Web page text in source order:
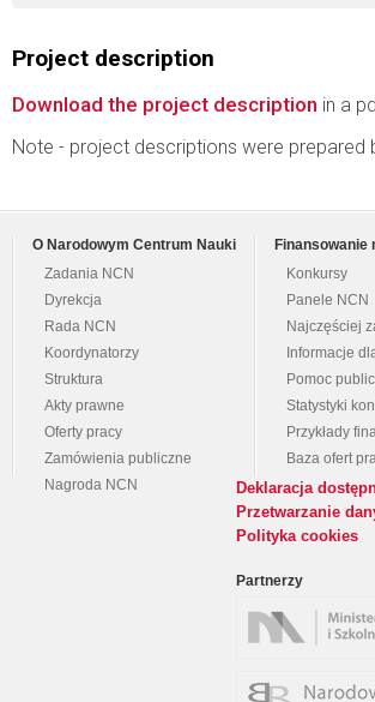
Project description
Download the project description in a
Note - project descriptions were prepared
O Narodowym Centrum Nauki
Zadania NCN
Dyrekcja
Rada NCN
Koordynatorzy
Struktura
Akty prawne
Oferty pracy
Zamówienia publiczne
Nagroda NCN
Finansowanie
Konkursy
Panele NCN
Najczęściej
Informacje
Pomoc
Statystyki
Przykłady
Baza ofert
Deklaracja
Przetwarzanie
Polityka cookies
Partnerzy